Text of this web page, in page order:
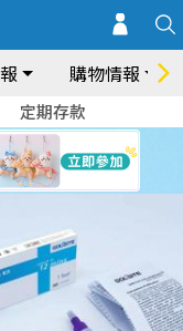
購物情報
定期存款